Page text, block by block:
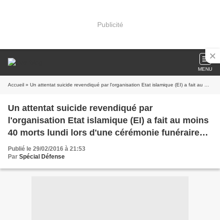
Publicité
MENU
Accueil » Un attentat suicide revendiqué par l'organisation Etat islamique (EI) a fait au moins 40 morts lundi lors d'une cérémonie funéraire chiite dans la province orientale de Diyala. Un kamikaze a précipité lundi son véhicule chargé d'explosifs sur un point de contrôle à Abou Ghraib, dans la banlieue-ouest de Bagdad, tuant huit membres des forces de sécurité et blessant 17 autres
Un attentat suicide revendiqué par
l'organisation Etat islamique (EI) a fait au moins
40 morts lundi lors d'une cérémonie funéraire
chiite dans la province orientale de Diyala. Un
kamikaze a précipité lundi son véhicule chargé
d'explosifs sur un point de contrôle à Abou
Publié le 29/02/2016 à 21:53
Par Spécial Défense